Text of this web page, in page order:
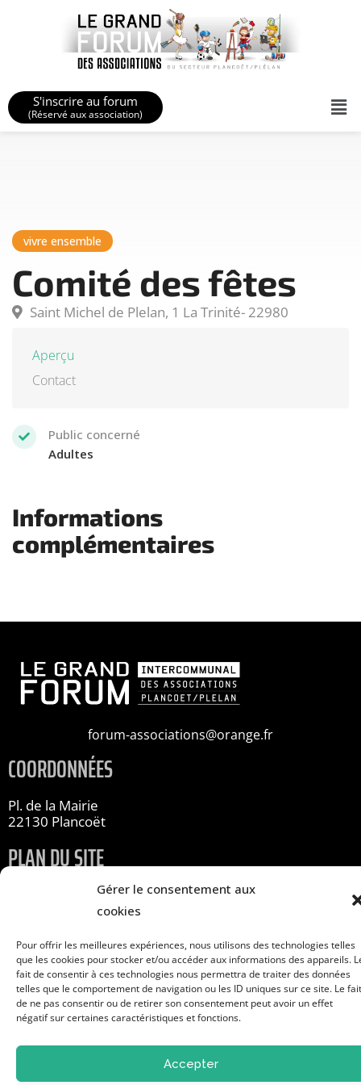
Gérer le consentement aux
cookies
Pour offrir les meilleures expériences, nous utilisons des technologies telles
que les cookies pour stocker et/ou accéder aux informations des appareils.
fait de consentir à ces technologies nous permettra de traiter des données
telles que le comportement de navigation ou les ID uniques sur ce site. Le fait
de ne pas consentir ou de retirer son consentement peut avoir un effet
négatif sur certaines caractéristiques et fonctions.
Accepter
S'inscrire au forum
(Réservé aux association)
vivre ensemble
Comité des fêtes
Saint Michel de Plelan, 1 La Trinité- 22980
Aperçu
Contact
Public concerné
Adultes
Informations
complémentaires
forum-associations@orange.fr
COORDONNÉES
Pl. de la Mairie
22130 Plancoët
PLAN DU SITE
À propos
Contact
S'inscrire au forum
Mentions légales